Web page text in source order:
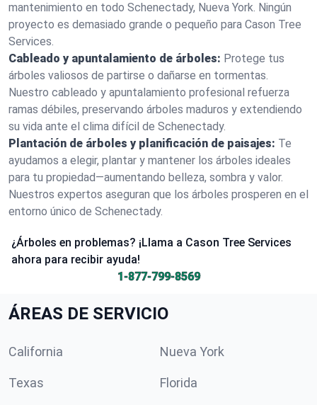
mantenimiento en todo Schenectady, Nueva York. Ningún
proyecto es demasiado grande o pequeño para Cason Tree
Services.
Cableado y apuntalamiento de árboles: Protege tus
árboles valiosos de partirse o dañarse en tormentas.
Nuestro cableado y apuntalamiento profesional refuerza
ramas débiles, preservando árboles maduros y extendiendo
su vida ante el clima difícil de Schenectady.
Plantación de árboles y planificación de paisajes: Te
ayudamos a elegir, plantar y mantener los árboles ideales
para tu propiedad—aumentando belleza, sombra y valor.
Nuestros expertos aseguran que los árboles prosperen en el
entorno único de Schenectady.
¿Árboles en problemas? ¡Llama a Cason Tree Services
ahora para recibir ayuda!
1-877-799-8569
ÁREAS DE SERVICIO
California Nueva York
Texas Florida